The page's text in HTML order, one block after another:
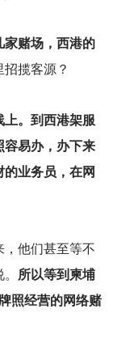
家赌场，西港的
揽客源？
上。到西港架服
容易办，办下来
业务员，在网
，他们甚至等不
所以等到柬埔
照经营的网络赌